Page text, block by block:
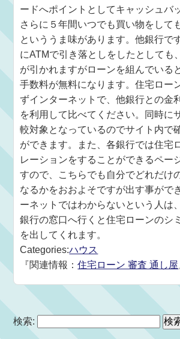
ードへポイントとしてキャッシュバ
さらに５年間いつでも買い物をして
といううま味があります。他銀行で
にATMで引き落としをしたとしても
が引かれますがローンを組んでいる
手数料が無料になります。住宅ロー
ずインターネットで、他銀行との金
を利用して比べてください。同時に
較対象となっているのでサイト内で
ができます。また、各銀行では住宅
レーションをすることができるペー
すので、こちらでも自分でどれだけ
なるかをおおよそですが出す事がで
ーネットではわからないという人は
銀行の窓口へ行くと住宅ローンのシ
を出してくれます。
Categories:ハウス
『関連情報：住宅ローン 審査 通し屋
検索: